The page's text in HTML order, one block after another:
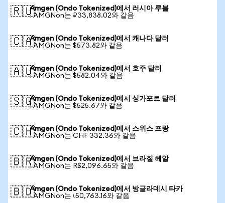
🇷🇺Amgen (Ondo Tokenized)에서 러시아 루블
1 AMGNon는 ₽33,838.02와 같음
🇨🇦Amgen (Ondo Tokenized)에서 캐나다 달러
1 AMGNon는 $573.82와 같음
🇦🇺Amgen (Ondo Tokenized)에서 호주 달러
1 AMGNon는 $582.04와 같음
🇸🇬Amgen (Ondo Tokenized)에서 싱가포르 달러
1 AMGNon는 $525.67와 같음
🇨🇭Amgen (Ondo Tokenized)에서 스위스 프랑
1 AMGNon는 CHF 332.36와 같음
🇧🇷Amgen (Ondo Tokenized)에서 브라질 헤알
1 AMGNon는 R$2,096.65와 같음
🇧🇩Amgen (Ondo Tokenized)에서 방글라데시 타카
1 AMGNon는 ৳50,763.16와 같음